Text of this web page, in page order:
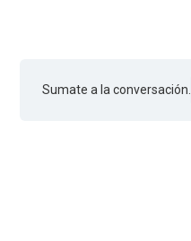
Sumate a la conversación.